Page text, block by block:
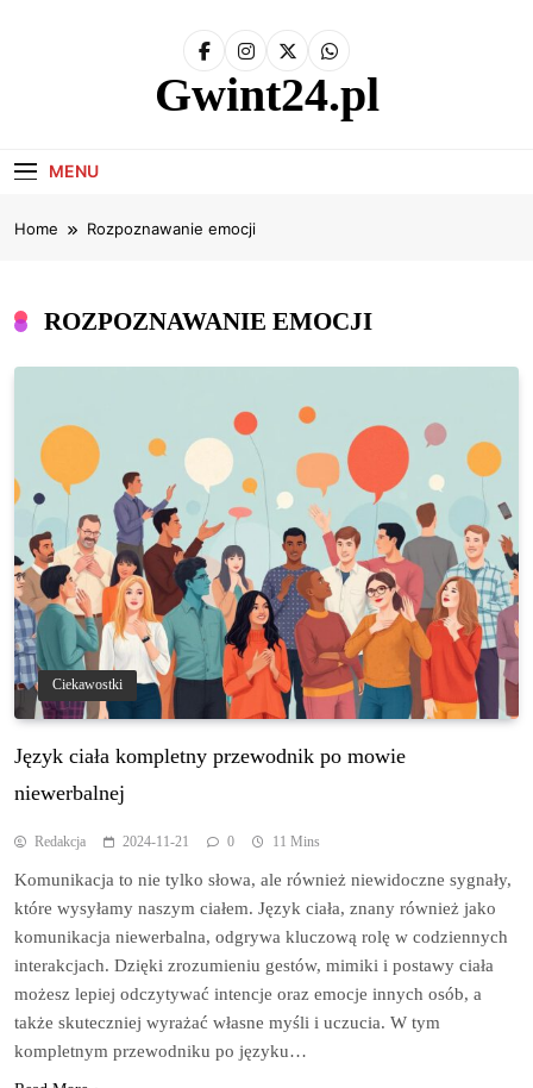
Gwint24.pl
MENU
Home Rozpoznawanie emocji
ROZPOZNAWANIE EMOCJI
Ciekawostki
Język ciała kompletny przewodnik po mowie
niewerbalnej
Redakcja 2024-11-21 0 11 Mins
Komunikacja to nie tylko słowa, ale również niewidoczne sygnały,
które wysyłamy naszym ciałem. Język ciała, znany również jako
komunikacja niewerbalna, odgrywa kluczową rolę w codziennych
interakcjach. Dzięki zrozumieniu gestów, mimiki i postawy ciała
możesz lepiej odczytywać intencje oraz emocje innych osób, a
także skuteczniej wyrażać własne myśli i uczucia. W tym
kompletnym przewodniku po języku…